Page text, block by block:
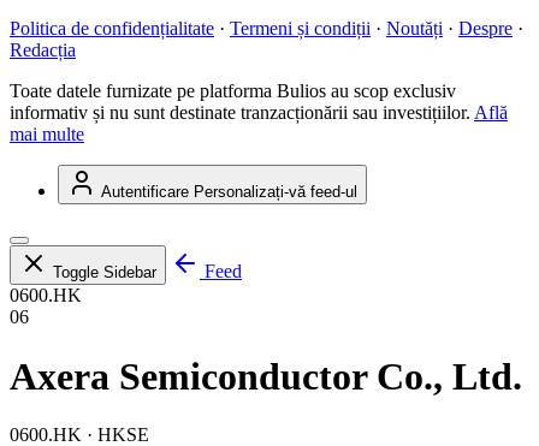
Politica de confidențialitate · Termeni și condiții · Noutăți · Despre ·
Redacția
Toate datele furnizate pe platforma Bulios au scop exclusiv
informativ și nu sunt destinate tranzacționării sau investițiilor. Află
mai multe
Autentificare Personalizați-vă feed-ul
Toggle Sidebar
Feed
0600.HK
06
Axera Semiconductor Co., Ltd.
0600.HK · HKSE